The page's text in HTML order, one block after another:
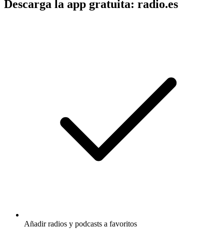
Descarga la app gratuita: radio.es
Añadir radios y podcasts a favoritos